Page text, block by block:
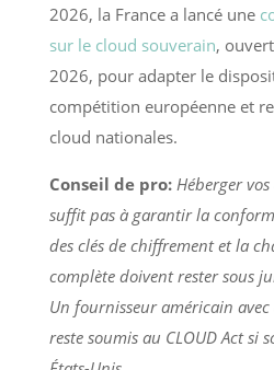
2026, la France a lancé une
sur le cloud souverain,
2026, pour adapter le
compétition européenne et
cloud nationales.
Conseil de pro: Héberger
suffit pas à garantir la
des clés de chiffrement et la
complète doivent rester sous
Un fournisseur américain
reste soumis au CLOUD Act si